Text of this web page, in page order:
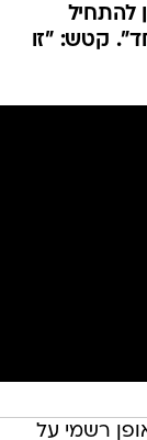
להתחיל
קטש: "זו
רשמי על